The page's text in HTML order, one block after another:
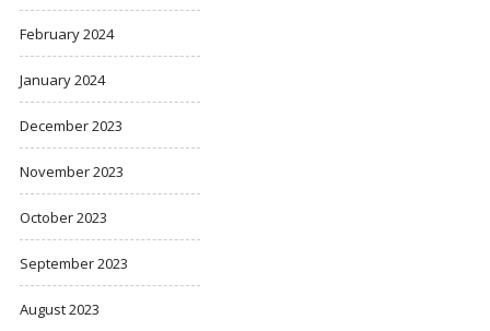
February 2024
January 2024
December 2023
November 2023
October 2023
September 2023
August 2023